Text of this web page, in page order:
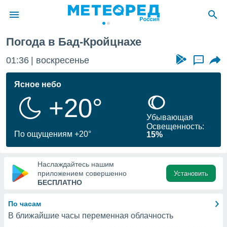
о
Вы можете
к этому
доступ
Погода в Бад-Кройцнахе
01:36 воскресенье ...
Ясное небо
+20°
По ощущениям +20°
Убывающая
Освещенность:
15%
Наслаждайтесь нашим
приложением совершенно
БЕСПЛАТНО
Установить
По часам
В ближайшие часы переменная облачность